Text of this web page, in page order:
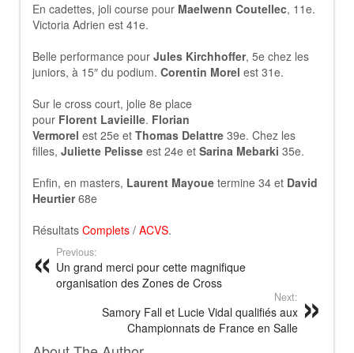
En cadettes, joli course pour Maelwenn Coutellec, 11e.
Victoria Adrien est 41e.
Belle performance pour Jules Kirchhoffer, 5e chez les
juniors, à 15″ du podium. Corentin Morel est 31e.
Sur le cross court, jolie 8e place
pour Florent Lavieille. Florian
Vermorel est 25e et Thomas Delattre 39e. Chez les
filles, Juliette Pelisse est 24e et Sarina Mebarki 35e.
Enfin, en masters, Laurent Mayoue termine 34 et David
Heurtier68e
Résultats Complets / ACVS.
Previous:
Un grand merci pour cette magnifique
organisation des Zones de Cross
Next:
Samory Fall et Lucie Vidal qualifiés aux
Championnats de France en Salle